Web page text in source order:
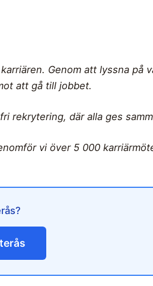
Genom att lyssna på
att gå till jobbet.
rekrytering, där alla ges
vi över 5 000